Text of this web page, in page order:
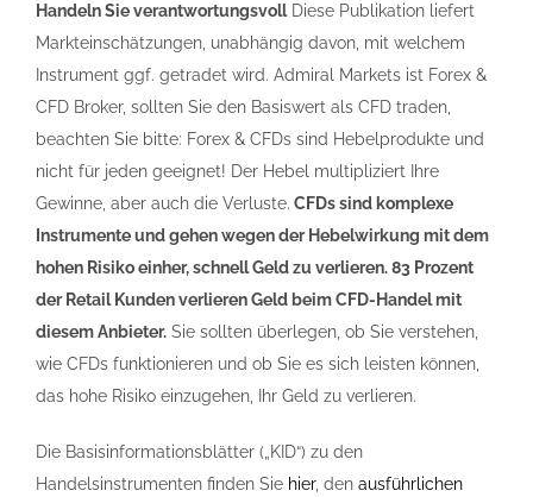
Handeln Sie verantwortungsvollDiese Publikation liefert
Markteinschätzungen, unabhängig davon, mit welchem
Instrument ggf. getradet wird. Admiral Markets ist Forex &
CFD Broker, sollten Sie den Basiswert als CFD traden,
beachten Sie bitte: Forex & CFDs sind Hebelprodukte und
nicht für jeden geeignet! Der Hebel multipliziert Ihre
Gewinne, aber auch die Verluste. CFDs sind komplexe
Instrumente und gehen wegen der Hebelwirkung mit dem
hohen Risiko einher, schnell Geld zu verlieren. 83 Prozent
der Retail Kunden verlieren Geld beim CFD-Handel mit
diesem Anbieter. Sie sollten überlegen, ob Sie verstehen,
wie CFDs funktionieren und ob Sie es sich leisten können,
das hohe Risiko einzugehen, Ihr Geld zu verlieren.
Die Basisinformationsblätter („KID“) zu den
Handelsinstrumenten finden Sie hier, den ausführlichen